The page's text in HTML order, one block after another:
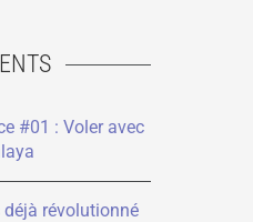
#01 : Voler avec
révolutionné